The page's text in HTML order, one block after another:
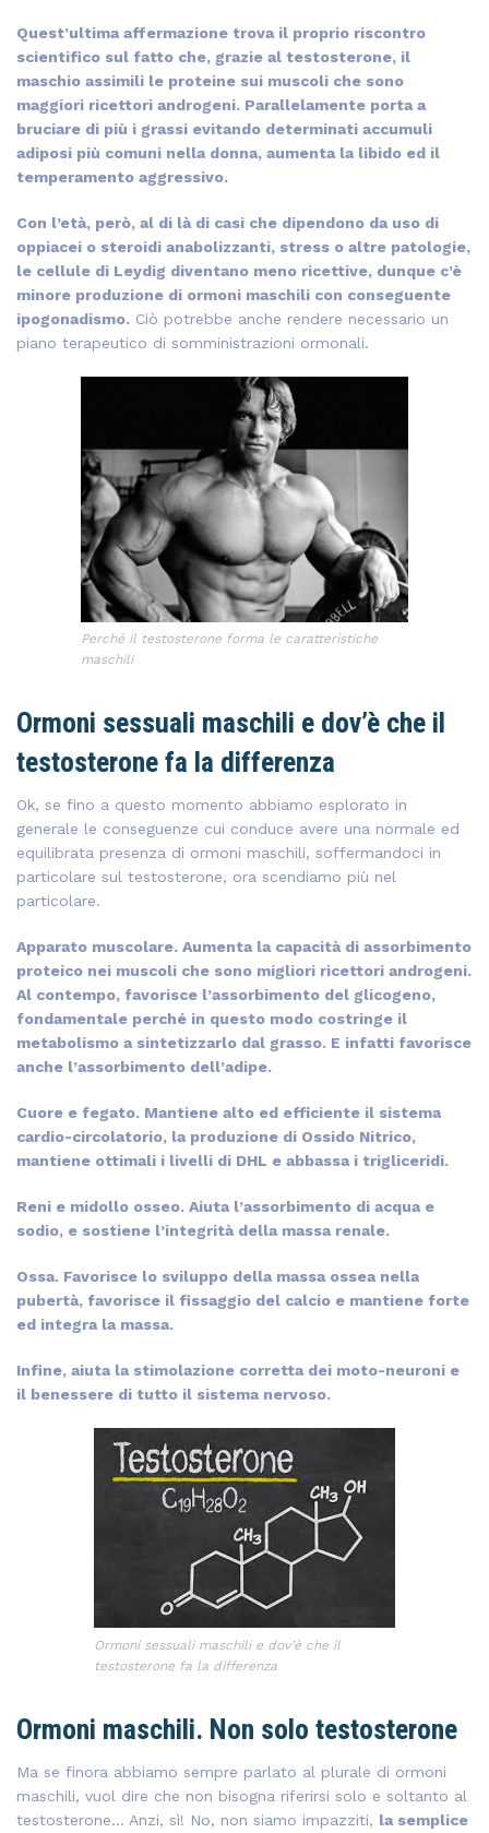
Quest’ultima affermazione trova il proprio riscontro
scientifico sul fatto che, grazie al testosterone, il
maschio assimili le proteine sui muscoli che sono
maggiori ricettori androgeni. Parallelamente porta a
bruciare di più i grassi evitando determinati accumuli
adiposi più comuni nella donna, aumenta la libido ed il
temperamento aggressivo.
Con l’età, però, al di là di casi che dipendono da uso di
oppiacei o steroidi anabolizzanti, stress o altre patologie,
le cellule di Leydig diventano meno ricettive, dunque c’è
minore produzione di ormoni maschili con conseguente
ipogonadismo. Ciò potrebbe anche rendere necessario un
piano terapeutico di somministrazioni ormonali.
Perché il testosterone forma le caratteristiche
maschili
Ormoni sessuali maschili e dov’è che il
testosterone fa la differenza
Ok, se fino a questo momento abbiamo esplorato in
generale le conseguenze cui conduce avere una normale ed
equilibrata presenza di ormoni maschili, soffermandoci in
particolare sul testosterone, ora scendiamo più nel
particolare.
Apparato muscolare. Aumenta la capacità di assorbimento
proteico nei muscoli che sono migliori ricettori androgeni.
Al contempo, favorisce l’assorbimento del glicogeno,
fondamentale perché in questo modo costringe il
metabolismo a sintetizzarlo dal grasso. E infatti favorisce
anche l’assorbimento dell’adipe.
Cuore e fegato. Mantiene alto ed efficiente il sistema
cardio-circolatorio, la produzione di Ossido Nitrico,
mantiene ottimali i livelli di DHL e abbassa i trigliceridi.
Reni e midollo osseo. Aiuta l’assorbimento di acqua e
sodio, e sostiene l’integrità della massa renale.
Ossa. Favorisce lo sviluppo della massa ossea nella
pubertà, favorisce il fissaggio del calcio e mantiene forte
ed integra la massa.
Infine, aiuta la stimolazione corretta dei moto-neuroni e
il benessere di tutto il sistema nervoso.
Ormoni sessuali maschili e dov’è che il
testosterone fa la differenza
Ormoni maschili. Non solo testosterone
Ma se finora abbiamo sempre parlato al plurale di ormoni
maschili, vuol dire che non bisogna riferirsi solo e soltanto al
testosterone… Anzi, sì! No, non siamo impazziti, la semplice